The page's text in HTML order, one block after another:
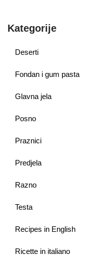
Kategorije
Deserti
Fondan i gum pasta
Glavna jela
Posno
Praznici
Predjela
Razno
Testa
Recipes in English
Ricette in italiano